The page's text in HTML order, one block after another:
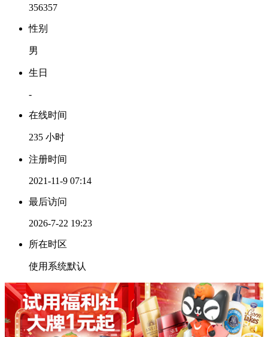
356357
性别
男
生日
-
在线时间
235 小时
注册时间
2021-11-9 07:14
最后访问
2026-7-22 19:23
所在时区
使用系统默认